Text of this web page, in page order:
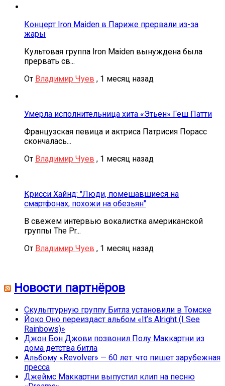
Концерт Iron Maiden в Париже прервали из-за
жары
Культовая группа Iron Maiden вынуждена была
прервать св...
От Владимир Чуев , 1 месяц назад
Умерла исполнительница хита «Этьен» Геш Патти
Французская певица и актриса Патрисия Порасс
скончалась...
От Владимир Чуев , 1 месяц назад
Крисси Хайнд: "Люди, помешавшиеся на
смартфонах, похожи на обезьян"
В свежем интервью вокалистка американской
группы The Pr...
От Владимир Чуев , 1 месяц назад
Новости партнёров
Скульптурную группу Битлз установили в Томске
Йоко Оно переиздаст альбом «It’s Alright (I See
Rainbows)»
Джон Бон Джови позвонил Полу Маккартни из
дома детства битла
Альбому «Revolver» — 60 лет: что пишет зарубежная
пресса
Джеймс Маккартни выпустил клип на песню